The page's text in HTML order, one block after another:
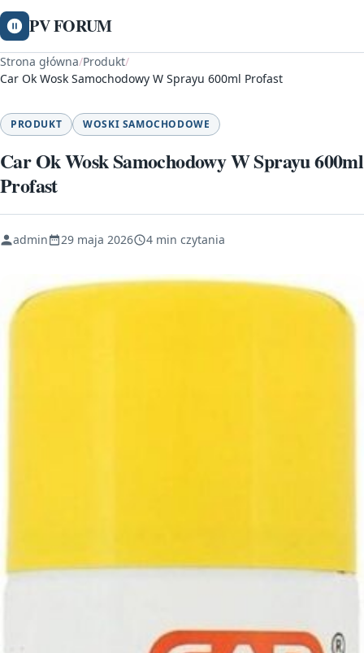
PV FORUM
Strona główna/Produkt/
Car Ok Wosk Samochodowy W Sprayu 600ml Profast
PRODUKT WOSKI SAMOCHODOWE
Car Ok Wosk Samochodowy W Sprayu 600ml
Profast
admin 29 maja 2026 4 min czytania